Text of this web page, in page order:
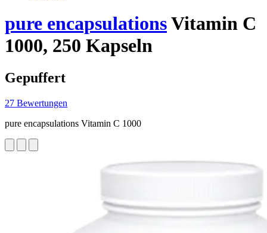
pure encapsulationsVitamin C
1000, 250 Kapseln
Gepuffert
27 Bewertungen
pure encapsulations Vitamin C 1000